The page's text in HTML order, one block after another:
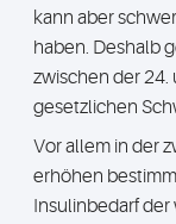
kann aber
haben. Deshalb
zwischen der 24.
gesetzlichen
Vor allem in der
erhöhen
Insulinbedarf